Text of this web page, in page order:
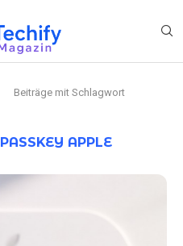
Beiträge mit Schlagwort
PASSKEY APPLE